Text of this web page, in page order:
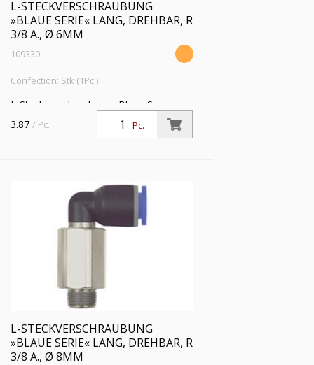
L-STECKVERSCHRAUBUNG
»BLAUE SERIE« LANG, DREHBAR, R
3/8 A., Ø 6MM
109330
Confection: Stk (1Pc.)
L-Steckverschraubung »Blaue Serie«
lang, drehbar, R 3/8 a., für Schlauch-
Außen-Ø 6 mm, Arbeitsdr. max. 15 bar,
Pc.
3.87 / Pc.
L-STECKVERSCHRAUBUNG
»BLAUE SERIE« LANG, DREHBAR, R
3/8 A., Ø 8MM